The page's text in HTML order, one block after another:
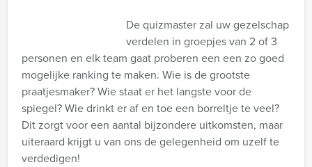
De quizmaster zal uw gezelschap
verdelen in groepjes van 2 of 3
personen en elk team gaat proberen een een zo goed
mogelijke ranking te maken. Wie is de grootste
praatjesmaker? Wie staat er het langste voor de
spiegel? Wie drinkt er af en toe een borreltje te veel?
Dit zorgt voor een aantal bijzondere uitkomsten, maar
uiteraard krijgt u van ons de gelegenheid om uzelf te
verdedigen!